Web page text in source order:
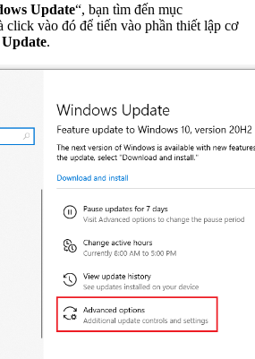
Update“, bạn tìm đến mục
click vào đó để tiến vào phần thiết lập cơ
.